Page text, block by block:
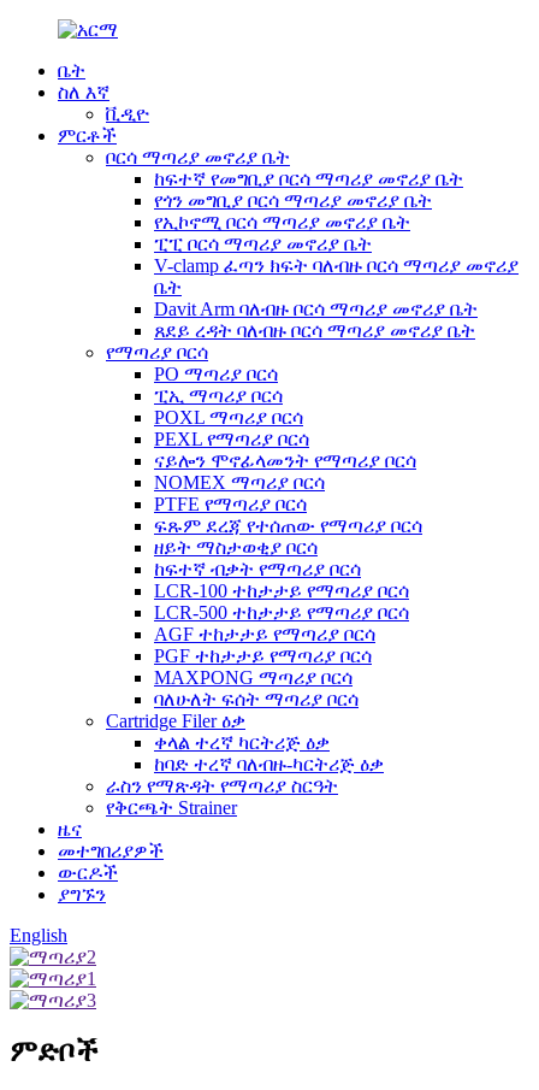
ቤት
ስለ እኛ
ቪዲዮ
ምርቶች
ቦርሳ ማጣሪያ መኖሪያ ቤት
ከፍተኛ የመግቢያ ቦርሳ ማጣሪያ መኖሪያ ቤት
የጎን መግቢያ ቦርሳ ማጣሪያ መኖሪያ ቤት
የኢኮኖሚ ቦርሳ ማጣሪያ መኖሪያ ቤት
ፒፒ ቦርሳ ማጣሪያ መኖሪያ ቤት
V-clamp ፈጣን ክፍት ባለብዙ ቦርሳ ማጣሪያ መኖሪያ
ቤት
Davit Arm ባለብዙ ቦርሳ ማጣሪያ መኖሪያ ቤት
ጸደይ ረዳት ባለብዙ ቦርሳ ማጣሪያ መኖሪያ ቤት
የማጣሪያ ቦርሳ
PO ማጣሪያ ቦርሳ
ፒኢ ማጣሪያ ቦርሳ
POXL ማጣሪያ ቦርሳ
PEXL የማጣሪያ ቦርሳ
ናይሎን ሞኖፊላመንት የማጣሪያ ቦርሳ
NOMEX ማጣሪያ ቦርሳ
PTFE የማጣሪያ ቦርሳ
ፍጹም ደረጃ የተሰጠው የማጣሪያ ቦርሳ
ዘይት ማስታወቂያ ቦርሳ
ከፍተኛ ብቃት የማጣሪያ ቦርሳ
LCR-100 ተከታታይ የማጣሪያ ቦርሳ
LCR-500 ተከታታይ የማጣሪያ ቦርሳ
AGF ተከታታይ የማጣሪያ ቦርሳ
PGF ተከታታይ የማጣሪያ ቦርሳ
MAXPONG ማጣሪያ ቦርሳ
ባለሁለት ፍሰት ማጣሪያ ቦርሳ
Cartridge Filer ዕቃ
ቀላል ተረኛ ካርትሪጅ ዕቃ
ከባድ ተረኛ ባለብዙ-ካርትሪጅ ዕቃ
ራስን የማጽዳት የማጣሪያ ስርዓት
የቅርጫት Strainer
ዜና
መተግበሪያዎች
ውርዶች
ያግኙን
English
ምድቦች